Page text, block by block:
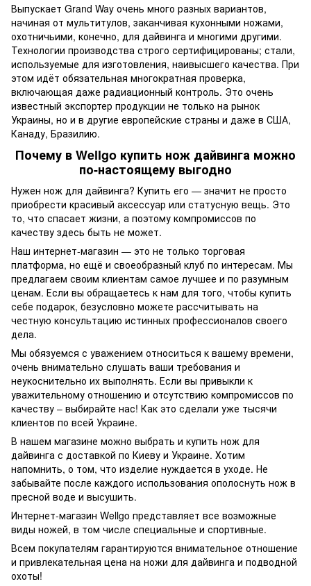
Выпускает Grand Way очень много разных вариантов,
начиная от мультитулов, заканчивая кухонными ножами,
охотничьими, конечно, для дайвинга и многими другими.
Технологии производства строго сертифицированы; стали,
используемые для изготовления, наивысшего качества. При
этом идёт обязательная многократная проверка,
включающая даже радиационный контроль. Это очень
известный экспортер продукции не только на рынок
Украины, но и в другие европейские страны и даже в США,
Канаду, Бразилию.
Почему в Wellgo купить нож дайвинга можно
по-настоящему выгодно
Нужен нож для дайвинга? Купить его — значит не просто
приобрести красивый аксессуар или статусную вещь. Это
то, что спасает жизни, а поэтому компромиссов по
качеству здесь быть не может.
Наш интернет-магазин — это не только торговая
платформа, но ещё и своеобразный клуб по интересам. Мы
предлагаем своим клиентам самое лучшее и по разумным
ценам. Если вы обращаетесь к нам для того, чтобы купить
себе подарок, безусловно можете рассчитывать на
честную консультацию истинных профессионалов своего
дела.
Мы обязуемся с уважением относиться к вашему времени,
очень внимательно слушать ваши требования и
неукоснительно их выполнять. Если вы привыкли к
уважительному отношению и отсутствию компромиссов по
качеству – выбирайте нас! Как это сделали уже тысячи
клиентов по всей Украине.
В нашем магазине можно выбрать и купить нож для
дайвинга с доставкой по Киеву и Украине. Хотим
напомнить, о том, что изделие нуждается в уходе. Не
забывайте после каждого использования ополоснуть нож в
пресной воде и высушить.
Интернет-магазин Wellgo представляет все возможные
виды ножей, в том числе специальные и спортивные.
Всем покупателям гарантируются внимательное отношение
и привлекательная цена на ножи для дайвинга и подводной
охоты!